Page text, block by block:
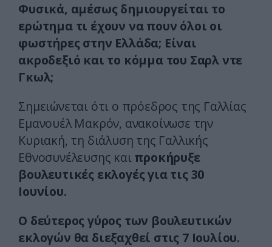
Φυσικά, αμέσως δημιουργείται το
ερώτημα τι έχουν να πουν όλοι οι
φωστήρες στην Ελλάδα; Είναι
ακροδεξιό και το κόμμα του Σαρλ ντε
Γκωλ;
Σημειώνεται ότι ο πρόεδρος της Γαλλίας
Εμανουέλ Μακρόν, ανακοίνωσε την
Κυριακή, τη διάλυση της Γαλλικής
Εθνοσυνέλευσης καιπροκήρυξε
βουλευτικές εκλογές για τις 30
Ιουνίου.
Ο δεύτερος γύρος των βουλευτικών
εκλογών θα διεξαχθεί στις 7 Ιουλίου.